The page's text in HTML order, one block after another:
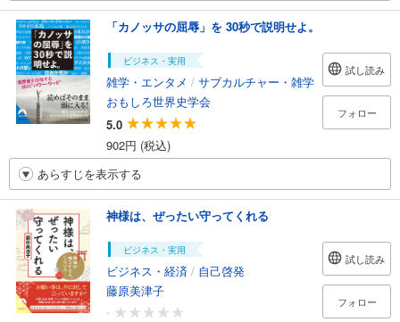
「カノッサの屈辱」を 30秒で説明せよ。
ビジネス・実用
雑学・エンタメ / サブカルチャー・雑学
おもしろ世界史学会
5.0
902円 (税込)
試し読み
フォロー
あらすじを表示する
神様は、ぜったい守ってくれる
ビジネス・実用
ビジネス・経済 / 自己啓発
藤原美津子
-
試し読み
フォロー